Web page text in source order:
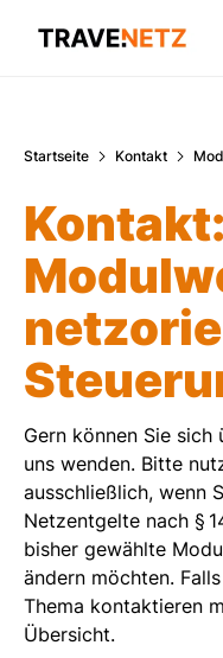
Startseite Kontakt
Kontakt:
Gern können Sie
uns wenden. Bitte
ausschließlich, wenn
Netzentgelte nach §
bisher gewählte
ändern möchten.
Thema kontaktieren
Übersicht.